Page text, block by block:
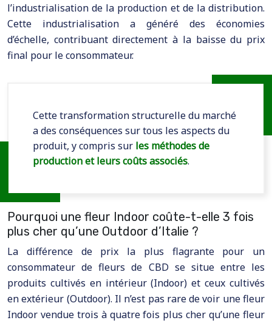
l’industrialisation de la production et de la distribution.
Cette industrialisation a généré des économies
d’échelle, contribuant directement à la baisse du prix
final pour le consommateur.
Cette transformation structurelle du marché
a des conséquences sur tous les aspects du
produit, y compris sur les méthodes de
production et leurs coûts associés.
Pourquoi une fleur Indoor coûte-t-elle 3 fois
plus cher qu’une Outdoor d’Italie ?
La différence de prix la plus flagrante pour un
consommateur de fleurs de CBD se situe entre les
produits cultivés en intérieur (Indoor) et ceux cultivés
en extérieur (Outdoor). Il n’est pas rare de voir une fleur
Indoor vendue trois à quatre fois plus cher qu’une fleur